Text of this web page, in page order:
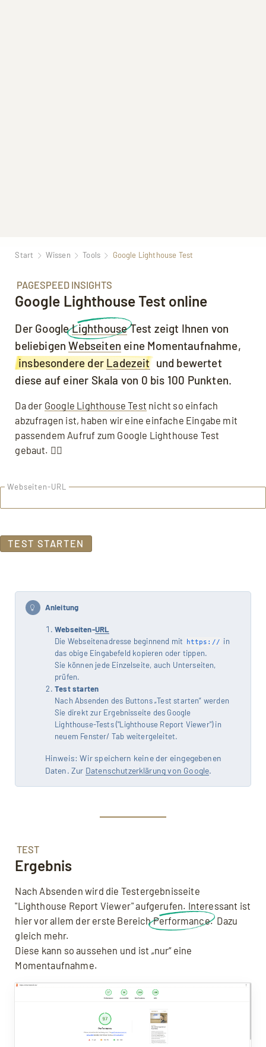
Start Wissen Tools Google Lighthouse Test
PAGESPEED INSIGHTS
Google Lighthouse Test online
Der GoogleLighthouseTest zeigt Ihnen von
beliebigenWebseiten eine Momentaufnahme,
insbesondere der Ladezeit und bewertet
diese auf einer Skala von 0 bis 100 Punkten.
Da der Google Lighthouse Test nicht so einfach
abzufragen ist, haben wir eine einfache Eingabe mit
passendem Aufruf zum Google Lighthouse Test
gebaut. 👇🏼
Webseiten-URL
TEST STARTEN
Anleitung
Webseiten-URL
Die Webseitenadresse beginnend mit
https:// in
das obige Eingabefeld kopieren oder tippen.
Sie können jede Einzelseite, auch Unterseiten,
prüfen.
Test starten
Nach Absenden des Buttons „Test starten“ werden
Sie direkt zur Ergebnisseite des Google
Lighthouse-Tests ("Lighthouse Report Viewer") in
neuem Fenster/ Tab weitergeleitet.
Hinweis: Wir speichern keine der eingegebenen
Daten. Zur Datenschutzerklärung von Google.
TEST
Ergebnis
Nach Absenden wird die Testergebnisseite
"Lighthouse Report Viewer" aufgerufen. Interessant ist
hier vor allem der erste BereichPerformance. Dazu
gleich mehr.
Diese kann so aussehen und ist „nur“ eine
Momentaufnahme.
Mit dem Aufruf des Videos erklären Sie sich
übermittelt werden und Sie die
Datenschutzerklärungakzeptieren.